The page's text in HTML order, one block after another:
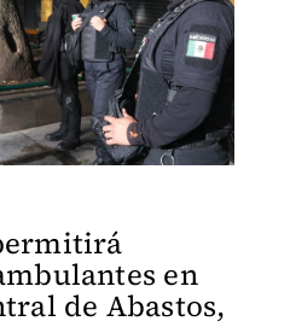
en
de Abastos,